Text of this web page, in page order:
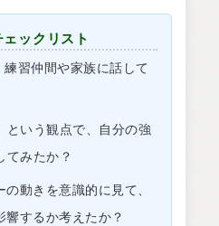
ックリスト
習仲間や家族に話して
という観点で、自分の強
てみたか？
動きを意識的に見て、
響するか考えたか？